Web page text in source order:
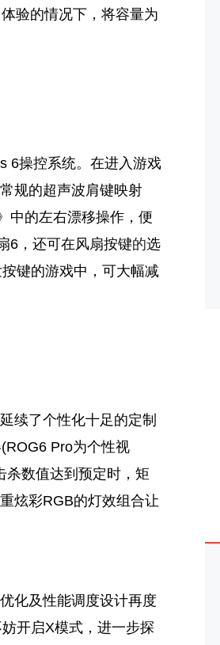
验的情况下，将容量为
6操控系统。在进入游戏
规的超声波肩键映射
中的左右漂移操作，便
6，还可在风扇按键的选
键的游戏中，可大幅减
续了个性化十足的定制
Pro为个性视
杀数值达到预定时，矩
炫彩RGB的灯效组合让
化及性能调度设计再度
开启X模式，进一步探